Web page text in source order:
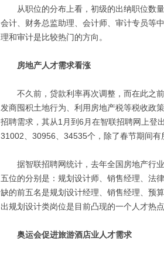
从职位的分布上看，初级的出纳职位数量
会计、财务总监助理、会计师、审计专员等
理和审计是比较热门的方向。
房地产人才需求看涨
不久前，贷款利率再次调整，而在此之前
发商囤积土地行为、利用房地产税等税收政
招聘需求，其从1月到6月在智联招聘网上登
31002、30956、34535个，除了春节期间有
据智联招聘网统计，去年全国房地产行业
五位的分别是：规划设计师、销售经理、法
缺的前五名是规划设计经理、销售经理、预
出规划设计类岗位是目前凸现的一个人才热点
奥运会促进旅游酒店业人才需求